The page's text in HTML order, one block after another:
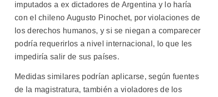
imputados a ex dictadores de Argentina y lo haría
con el chileno Augusto Pinochet, por violaciones de
los derechos humanos, y si se niegan a comparecer
podría requerirlos a nivel internacional, lo que les
impediría salir de sus países.
Medidas similares podrían aplicarse, según fuentes
de la magistratura, también a violadores de los